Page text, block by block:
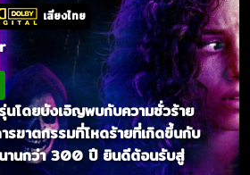
เสียงไทย
โดยบังเอิญพบกับความชั่วร้าย
ฆาตกรรมที่โหดร้ายที่เกิดขึ้นกับ
นานกว่า 300 ปี ยินดีต้อนรับสู่